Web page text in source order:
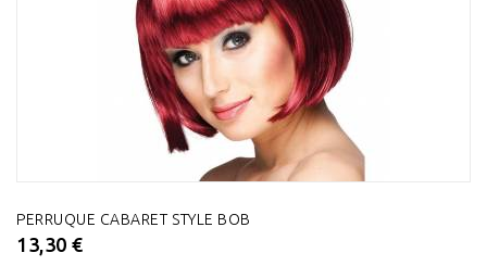
PERRUQUE CABARET STYLE BOB
13,30 €